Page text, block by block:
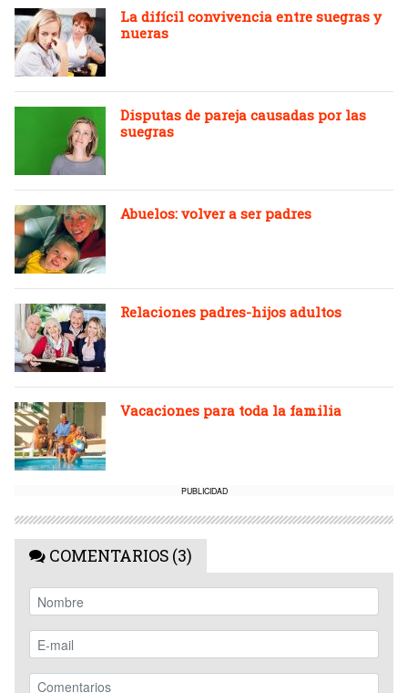
La difícil convivencia entre suegras y
nueras
Disputas de pareja causadas por las
suegras
Abuelos: volver a ser padres
Relaciones padres-hijos adultos
Vacaciones para toda la familia
PUBLICIDAD
COMENTARIOS (3)